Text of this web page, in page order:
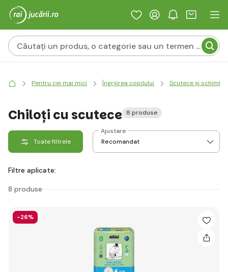
Pentru cei mai mici Îngrijirea copilului Scutece și
Chiloți cu scutece 8 produse
Toate filtrele
Ajustare
Filtre aplicate:
8 produse
-26%